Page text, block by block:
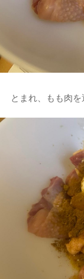
とまれ、もも肉を